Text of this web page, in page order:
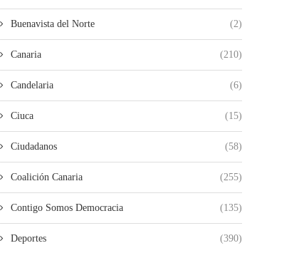
Buenavista del Norte (2)
Canaria (210)
Candelaria (6)
Ciuca (15)
Ciudadanos (58)
Coalición Canaria (255)
Contigo Somos Democracia (135)
Deportes (390)